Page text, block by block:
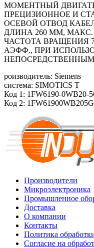
МОМЕНТНЫЙ
ПРЕЦИЗИОННОЕ И
ОСЕВОЙ ОТВОД
ДЛИНА 260 ММ,
ЧАСТОТА ВРАЩЕНИЯ
АЭФФ., ПРИ
роизводитель: Siemens
система: SIMOTICS T
Код 1: 1FW6190-0WB20-
Код 2:
Производители
Микроэлектроника
Промышленное
Доставка
О компании
Контакты
Политика
Согласие на